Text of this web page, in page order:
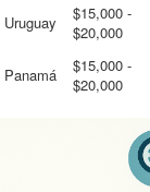
Uruguay
$15,000 -
$20,000
Panamá
$15,000 -
$20,000